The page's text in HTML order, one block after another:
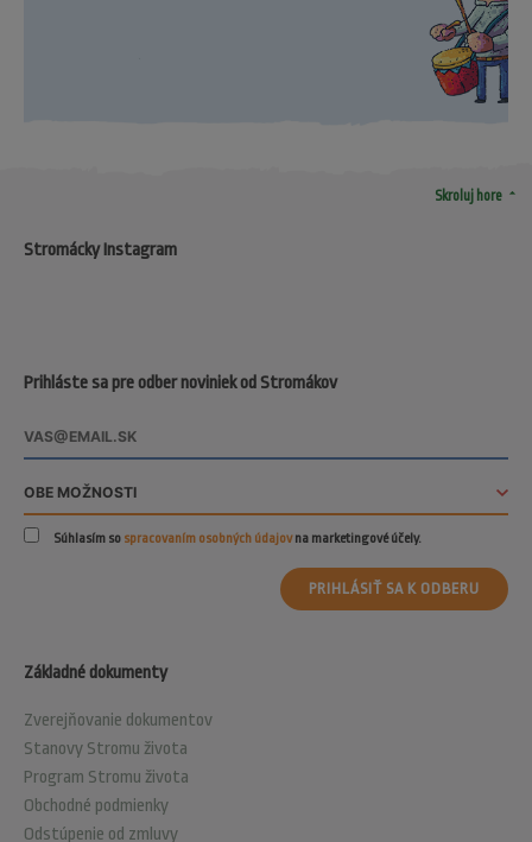
Skroluj hore arrow_drop_up
Základné dokumenty
Zverejňovanie dokumentov
Stanovy Stromu života
Program Stromu života
Obchodné podmienky
Odstúpenie od zmluvy
Prihláste sa pre odber noviniek od Stromákov
Súhlasím so spracovaním osobných údajovna marketingové účely.
PRIHLÁSIŤ SA K ODBERU
Stromácky Instagram